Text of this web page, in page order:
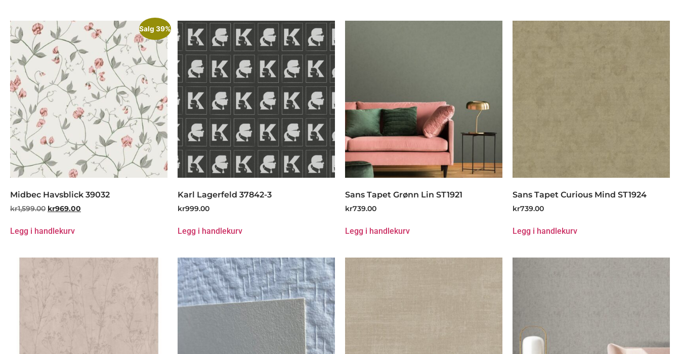
Salg 39%
Midbec Havsblick 39032
kr1,599.00 kr969.00
Legg i handlekurv
Karl Lagerfeld 37842-3
kr999.00
Legg i handlekurv
Sans Tapet Grønn Lin ST1921
kr739.00
Legg i handlekurv
Sans Tapet Curious Mind ST1924
kr739.00
Legg i handlekurv